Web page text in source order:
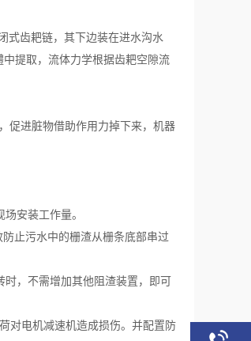
式齿耙链，其下边装在进水沟水
提取，流体力学根据齿耙空隙流
促进脏物借助作用力掉下来，机器
安装工作量。
止污水中的栅渣从栅条底部串过
，不需增加其他阻渣装置，即可
对电机减速机造成损伤。并配置防